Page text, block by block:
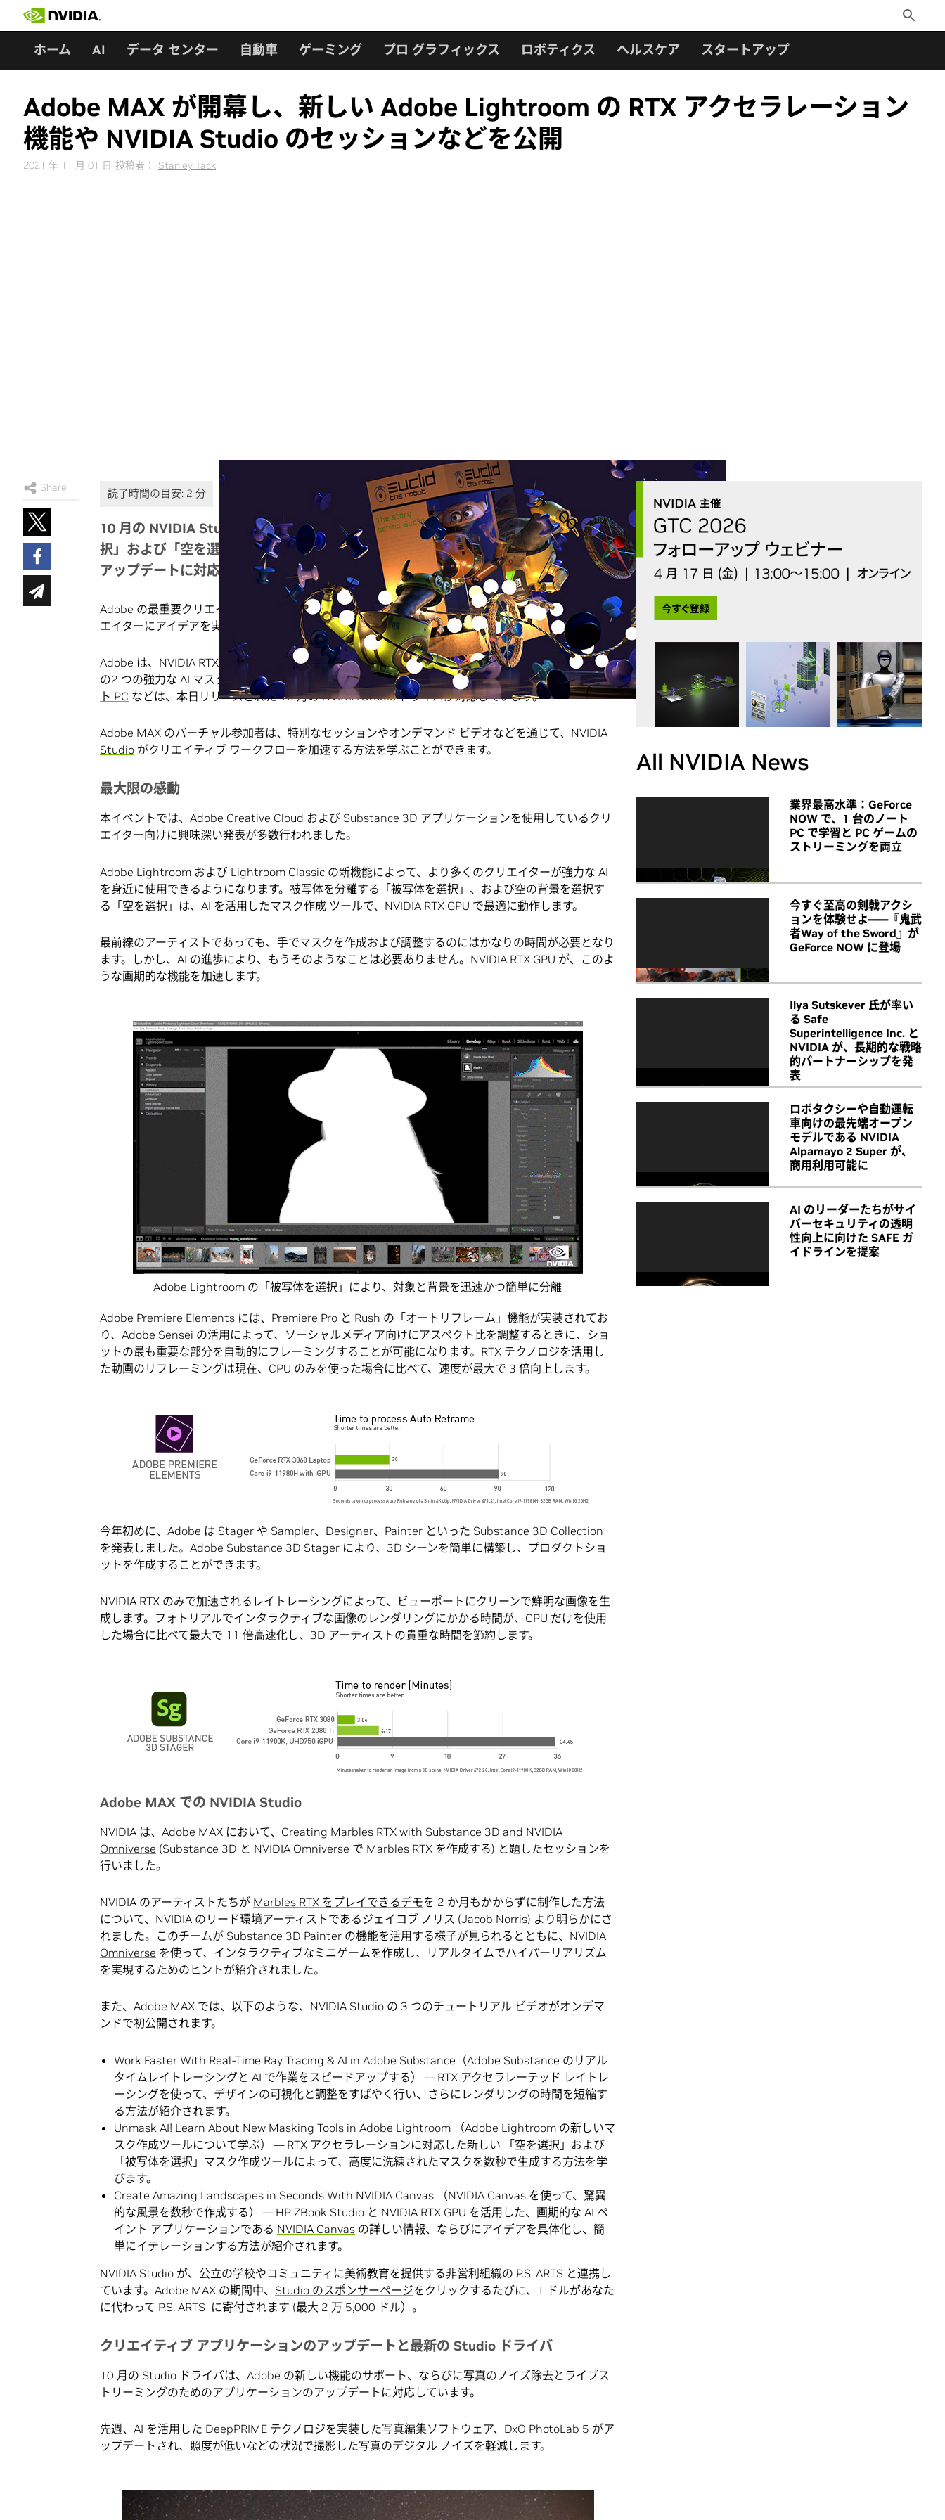
Toggle
Search
ホーム AI データ センター 自動車 ゲーミング プロ グラフィックス ロボティクス ヘルスケア スタートアップ
Adobe MAX が開幕し、新しい Adobe Lightroom の RTX アクセラレーション
機能や NVIDIA Studio のセッションなどを公開
2021 年 11 月 01 日 投稿者： Stanley Tack
Share
10 月の NVIDIA Studio ドライバは、新しい Adobe Lightroom AI の「被写体を選
択」および「空を選択」機能、最新の Studio ハードウェア、およびアプリケーション
アップデートに対応
Adobe の最重要クリエイティビティ カンファレンスであるAdobe MAXが本日開幕し、世界中のクリ
エイターにアイデアを実世界にもたらす方法を示唆しています。
Adobe は、NVIDIA RTX GPU によって加速された、Adobe Lightroom および Lightroom Classic 向け
の2 つの強力な AI マスク作成機能を新たに発表しました。これらの新しい機能と、最新の
Studio ノー
ト PC などは、本日リリースされた 10 月の NVIDIA Studio ドライバが対応しています。
Adobe MAX のバーチャル参加者は、特別なセッションやオンデマンド ビデオなどを通じて、 NVIDIA
Studio がクリエイティブ ワークフローを加速する方法を学ぶことができます。
最大限の感動
本イベントでは、Adobe Creative Cloud および Substance 3D アプリケーションを使用しているクリ
エイター向けに興味深い発表が多数行われました。
Adobe Lightroom および Lightroom Classic の新機能によって、より多くのクリエイターが強力な AI
を身近に使用できるようになります。被写体を分離する「被写体を選択」、および空の背景を選択す
る「空を選択」は、AI を活用したマスク作成 ツールで、NVIDIA RTX GPU で最適に動作します。
最前線のアーティストであっても、手でマスクを作成および調整するのにはかなりの時間が必要となり
ます。しかし、AI の進歩により、もうそのようなことは必要ありません。NVIDIA RTX GPU が、このよ
うな画期的な機能を加速します。
Adobe Lightroom の「被写体を選択」により、対象と背景を迅速かつ簡単に分離
Adobe Premiere Elements には、Premiere Pro と Rush の「オートリフレーム」機能が実装されてお
り、Adobe Sensei の活用によって、ソーシャルメディア向けにアスペクト比を調整するときに、ショ
ットの最も重要な部分を自動的にフレーミングすることが可能になります。RTX テクノロジを活用し
た動画のリフレーミングは現在、CPU のみを使った場合に比べて、速度が最大で 3 倍向上します。
今年初めに、Adobe は Stager や Sampler、Designer、Painter といった Substance 3D Collection
を発表しました。Adobe Substance 3D Stager により、3D シーンを簡単に構築し、プロダクトショ
ットを作成することができます。
NVIDIA RTX のみで加速されるレイトレーシングによって、ビューポートにクリーンで鮮明な画像を生
成します。フォトリアルでインタラクティブな画像のレンダリングにかかる時間が、CPU だけを使用
した場合に比べて最大で 11 倍高速化し、3D アーティストの貴重な時間を節約します。
Adobe MAX での NVIDIA Studio
NVIDIA は、Adobe MAX において、 Creating Marbles RTX with Substance 3D and NVIDIA
Omniverse (Substance 3D と NVIDIA Omniverse で Marbles RTX を作成する) と題したセッションを
行いました。
NVIDIA のアーティストたちが Marbles RTX をプレイできるデモを 2 か月もかからずに制作した方法
について、NVIDIA のリード環境アーティストであるジェイコブ ノリス (Jacob Norris) より明らかにさ
れました。このチームが Substance 3D Painter の機能を活用する様子が見られるとともに、 NVIDIA
Omniverse を使って、インタラクティブなミニゲームを作成し、リアルタイムでハイパーリアリズム
を実現するためのヒントが紹介されました。
また、Adobe MAX では、以下のような、NVIDIA Studio の 3 つのチュートリアル ビデオがオンデマ
ンドで初公開されます。
Work Faster With Real-Time Ray Tracing & AI in Adobe Substance（Adobe Substance のリアル
タイムレイトレーシングと AI で作業をスピードアップする） — RTX アクセラレーテッド レイトレ
ーシングを使って、デザインの可視化と調整をすばやく行い、さらにレンダリングの時間を短縮す
る方法が紹介されます。
Unmask AI! Learn About New Masking Tools in Adobe Lightroom （Adobe Lightroom の新しいマ
スク作成ツールについて学ぶ） — RTX アクセラレーションに対応した新しい 「空を選択」および
「被写体を選択」マスク作成ツールによって、高度に洗練されたマスクを数秒で生成する方法を学
びます。
Create Amazing Landscapes in Seconds With NVIDIA Canvas （NVIDIA Canvas を使って、驚異
的な風景を数秒で作成する） — HP ZBook Studio と NVIDIA RTX GPU を活用した、画期的な AI ペ
イント アプリケーションである NVIDIA Canvas の詳しい情報、ならびにアイデアを具体化し、簡
単にイテレーションする方法が紹介されます。
NVIDIA Studio が、公立の学校やコミュニティに美術教育を提供する非営利組織の P.S. ARTS と連携し
ています。Adobe MAX の期間中、 Studio のスポンサーページをクリックするたびに、1 ドルがあなた
に代わって P.S. ARTS に寄付されます (最大 2 万 5,000 ドル）。
クリエイティブ アプリケーションのアップデートと最新の Studio ドライバ
10 月の Studio ドライバは、Adobe の新しい機能のサポート、ならびに写真のノイズ除去とライブス
トリーミングのためのアプリケーションのアップデートに対応しています。
先週、AI を活用した DeepPRIME テクノロジを実装した写真編集ソフトウェア、DxO PhotoLab 5 がア
ップデートされ、照度が低いなどの状況で撮影した写真のデジタル ノイズを軽減します。
All NVIDIA News
業界最高水準：GeForce
NOW で、1 台のノート
PC で学習と PC ゲームの
ストリーミングを両立
今すぐ至高の剣戟アクシ
ョンを体験せよ――『鬼武
者Way of the Sword』が
GeForce NOW に登場
Ilya Sutskever 氏が率い
る Safe
Superintelligence Inc. と
NVIDIA が、長期的な戦略
的パートナーシップを発
表
ロボタクシーや自動運転
車向けの最先端オープン
モデルである NVIDIA
Alpamayo 2 Super が、
商用利用可能に
AI のリーダーたちがサイ
バーセキュリティの透明
性向上に向けた SAFE ガ
イドラインを提案